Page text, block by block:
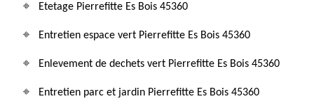
Etetage Pierrefitte Es Bois 45360
Entretien espace vert Pierrefitte Es Bois 45360
Enlevement de dechets vert Pierrefitte Es Bois 45360
Entretien parc et jardin Pierrefitte Es Bois 45360